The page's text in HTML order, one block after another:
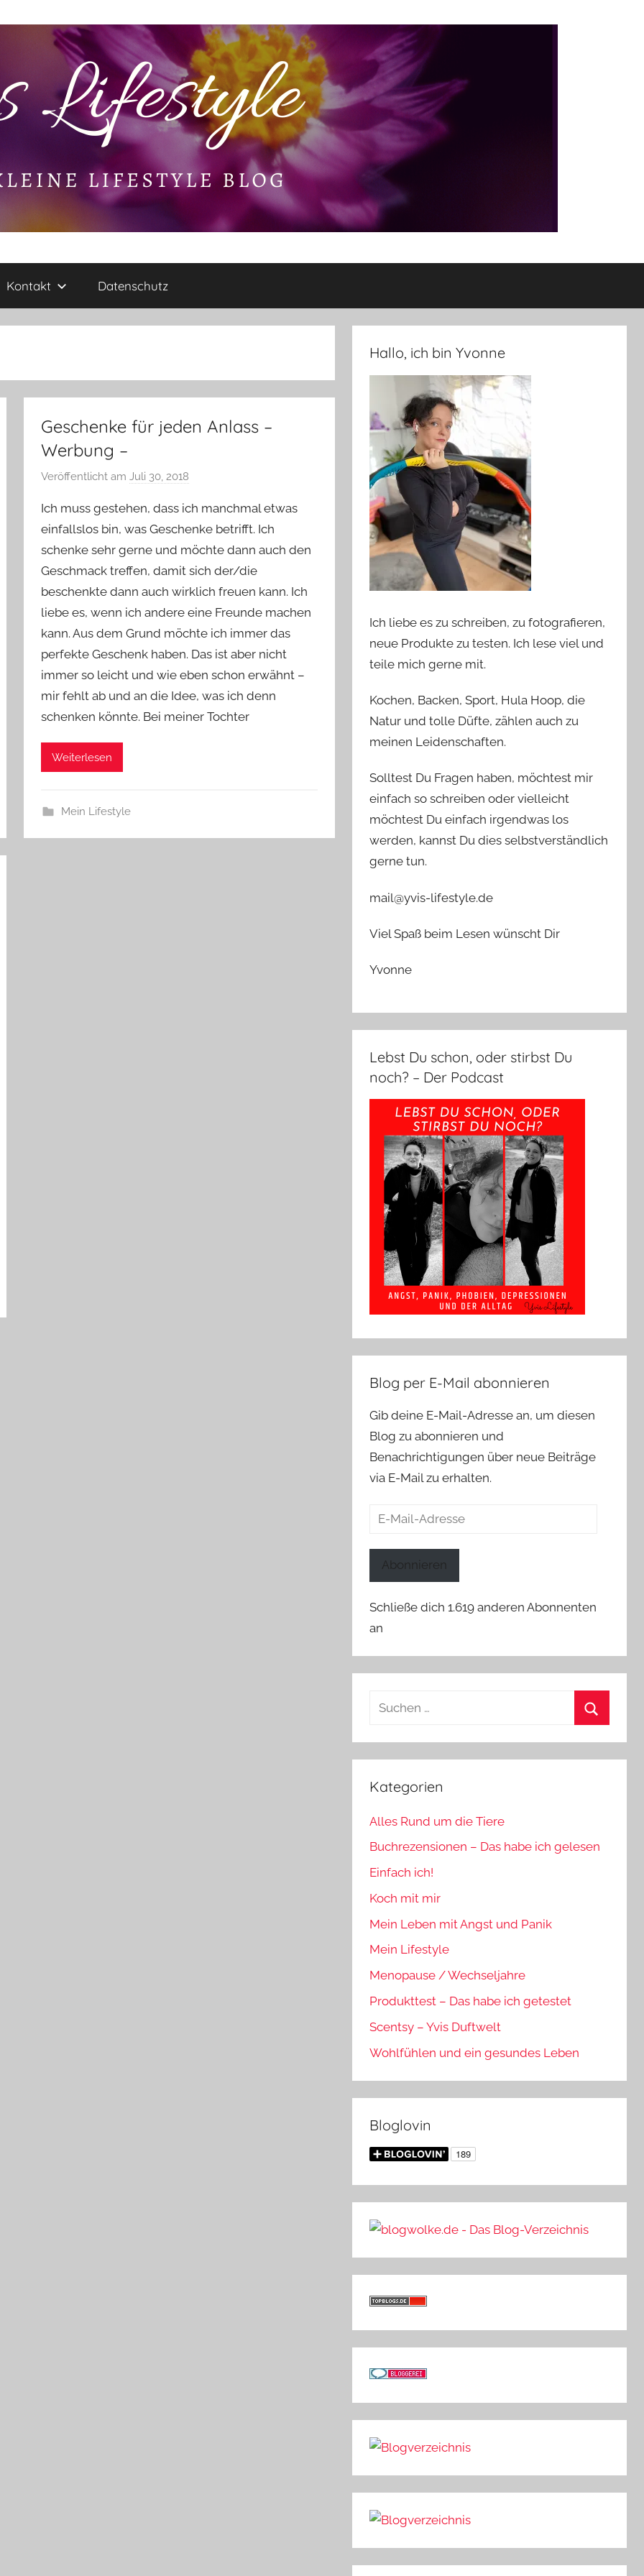
Kontakt Datenschutz
Geschenke für jeden Anlass –
Werbung –
Veröffentlicht amJuli 30, 2018
n
Y
v
o
n
n
e
Ich muss gestehen, dass ich manchmal etwas
einfallslos bin, was Geschenke betrifft. Ich
schenke sehr gerne und möchte dann auch den
Geschmack treffen, damit sich der/die
beschenkte dann auch wirklich freuen kann. Ich
liebe es, wenn ich andere eine Freunde machen
kann. Aus dem Grund möchte ich immer das
perfekte Geschenk haben. Das ist aber nicht
immer so leicht und wie eben schon erwähnt –
mir fehlt ab und an die Idee, was ich denn
schenken könnte. Bei meiner Tochter
Weiterlesen
Mein Lifestyle
Hallo, ich bin Yvonne
Ich liebe es zu schreiben, zu fotografieren,
neue Produkte zu testen. Ich lese viel und
teile mich gerne mit.
Kochen, Backen, Sport, Hula Hoop, die
Natur und tolle Düfte, zählen auch zu
meinen Leidenschaften.
Solltest Du Fragen haben, möchtest mir
einfach so schreiben oder vielleicht
möchtest Du einfach irgendwas los
werden, kannst Du dies selbstverständlich
gerne tun.
mail@yvis-lifestyle.de
Viel Spaß beim Lesen wünscht Dir
Yvonne
Lebst Du schon, oder stirbst Du
noch? – Der Podcast
Blog per E-Mail abonnieren
Gib deine E-Mail-Adresse an, um diesen
Blog zu abonnieren und
Benachrichtigungen über neue Beiträge
via E-Mail zu erhalten.
E-
Abonnieren
Schließe dich 1.619 anderen Abonnenten
an
Suchen
Kategorien
Alles Rund um die Tiere
Buchrezensionen – Das habe ich gelesen
Einfach ich!
Koch mit mir
Mein Leben mit Angst und Panik
Mein Lifestyle
Menopause / Wechseljahre
Produkttest – Das habe ich getestet
Scentsy – Yvis Duftwelt
Wohlfühlen und ein gesundes Leben
Bloglovin